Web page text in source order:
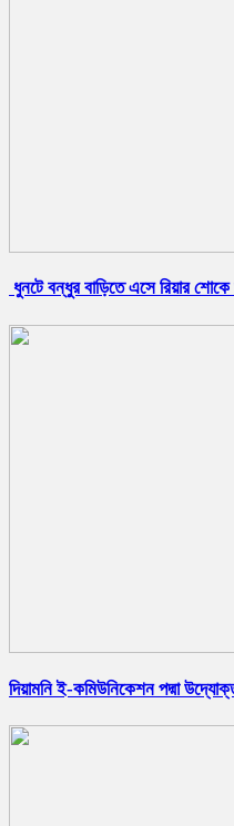
ধুনটে বন্ধুর বাড়িতে এসে রিয়ার
দিয়ামনি ই-কমিউনিকেশন পদ্মা